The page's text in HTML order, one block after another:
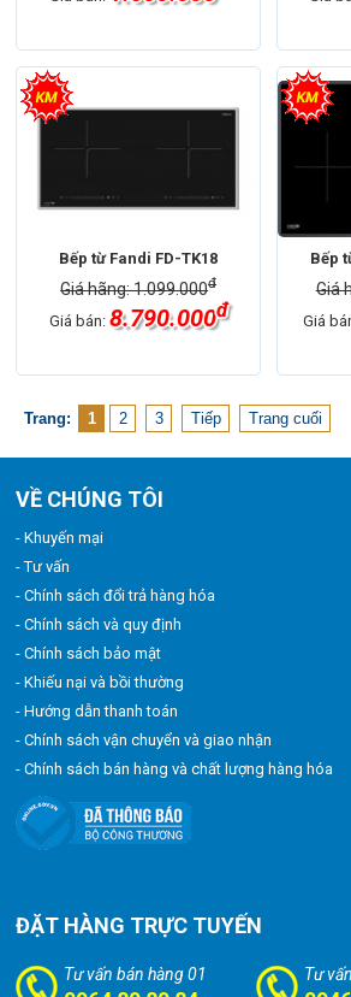
Bếp từ Fandi FD-TK18
Giá hãng: 1.099.000đ
Giá bán: 8.790.000đ
Bếp
Giá
Giá
Trang: 1 2 3 Tiếp Trang cuối
VỀ CHÚNG TÔI
- Khuyến mại
- Tư vấn
- Chính sách đổi trả hàng hóa
- Chính sách và quy định
- Chính sách bảo mật
- Khiếu nại và bồi thường
- Hướng dẫn thanh toán
- Chính sách vận chuyển và giao nhận
- Chính sách bán hàng và chất lượng hàng hóa
ĐẶT HÀNG TRỰC TUYẾN
Tư vấn bán hàng 01 Tư